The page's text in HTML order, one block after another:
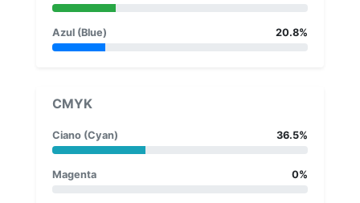
Azul (Blue) 20.8%
CMYK
Ciano (Cyan) 36.5%
Magenta 0%